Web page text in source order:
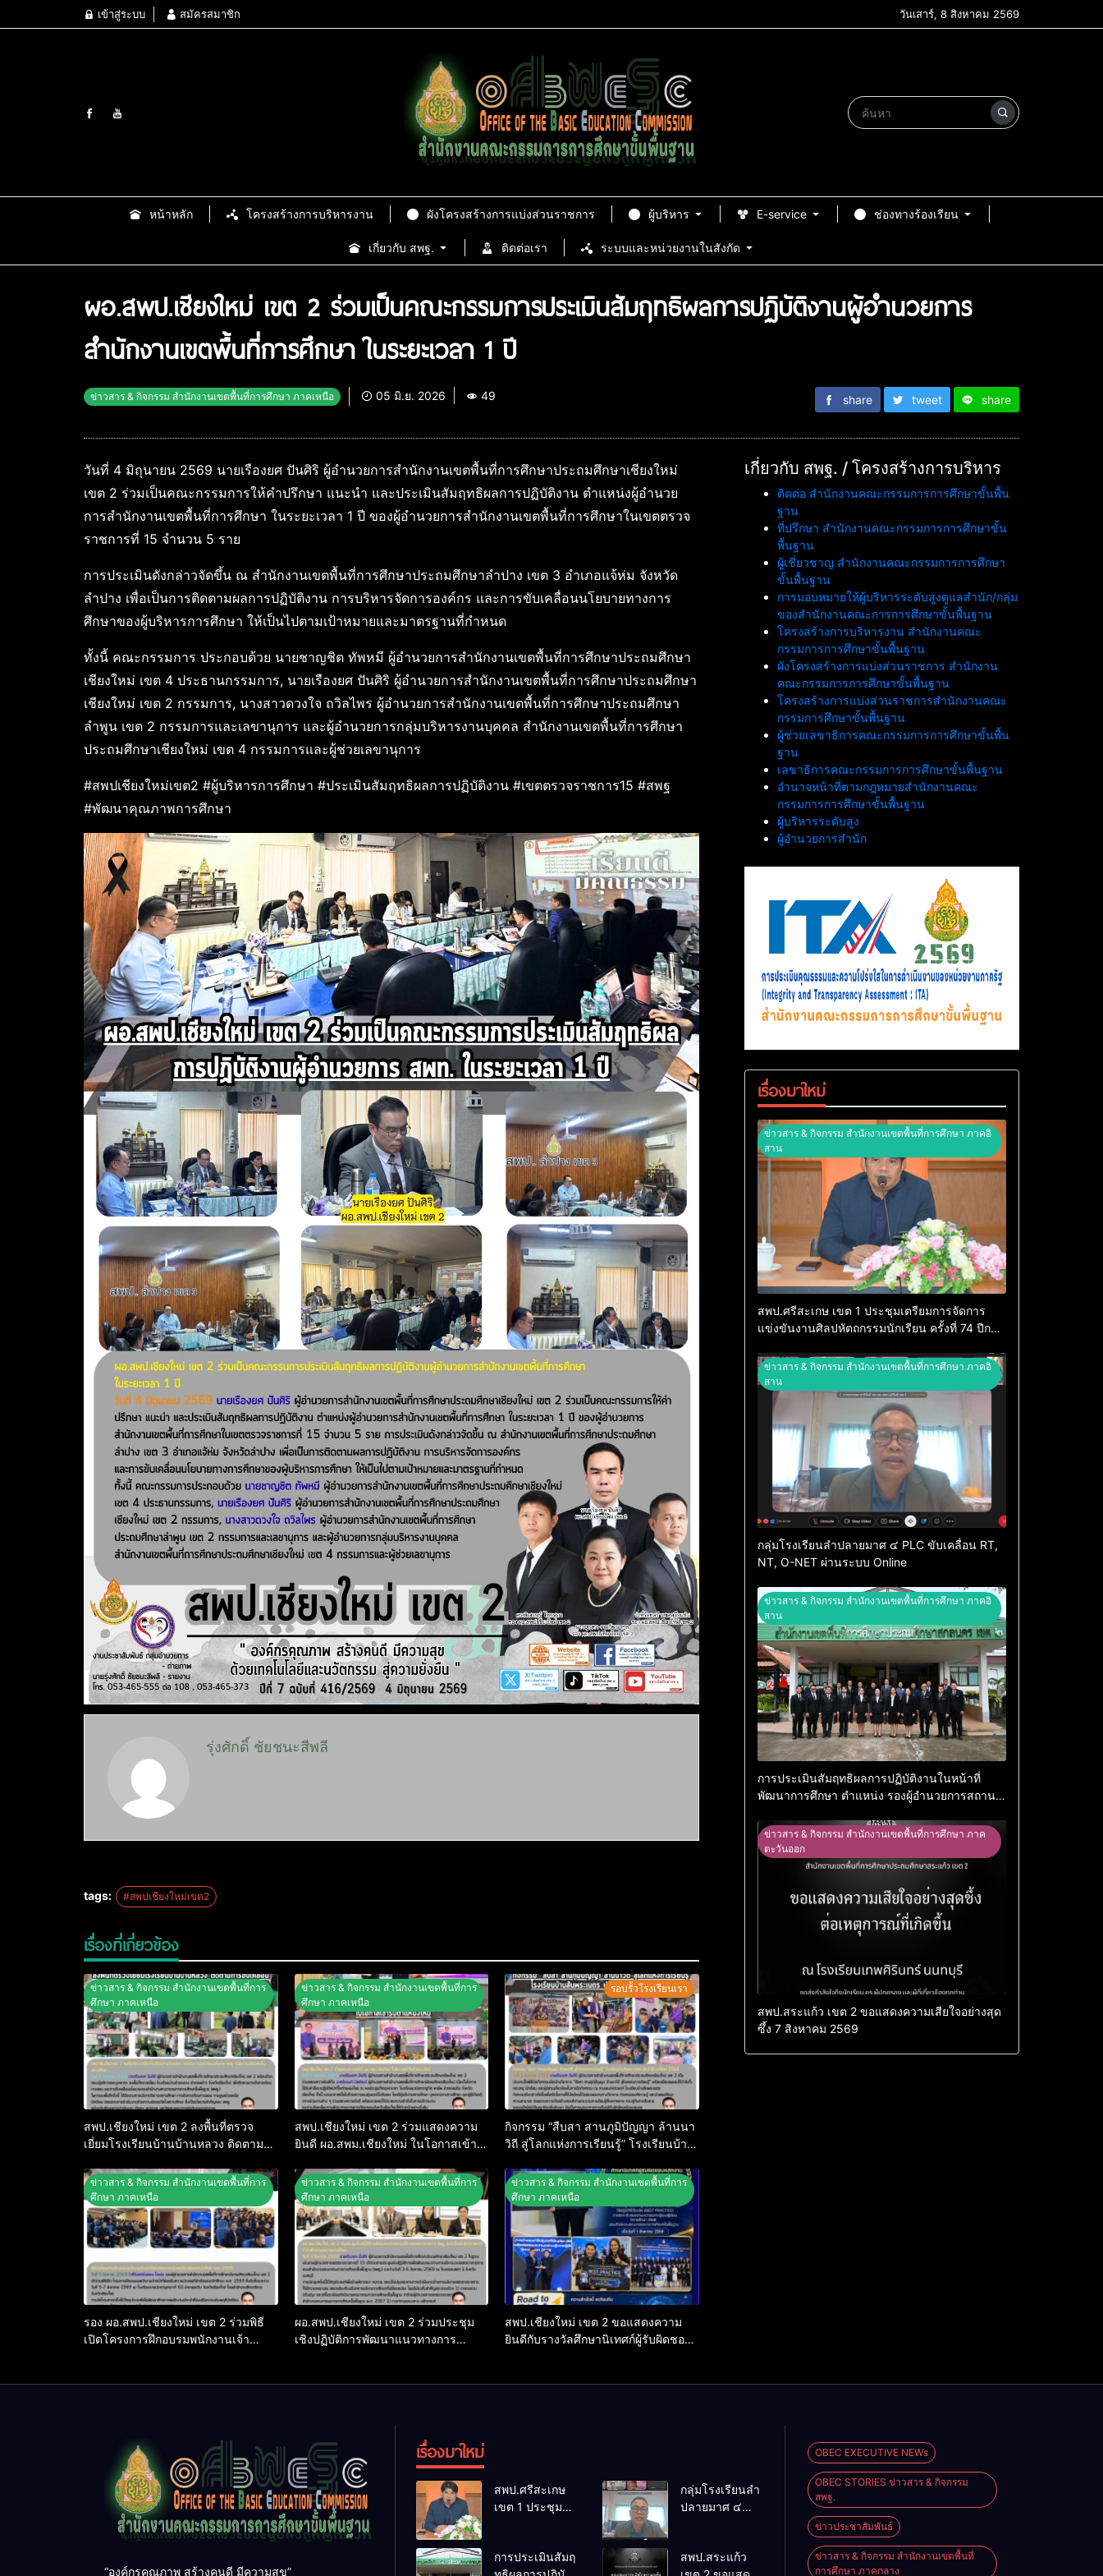
เข้าสู่ระบบ สมัครสมาชิก วันเสาร์, 8 สิงหาคม 2569
หน้าหลัก โครงสร้างการบริหารงาน ผังโครงสร้างการแบ่งส่วนราชการ ผู้บริหาร E-service ช่องทางร้องเรียน
เกี่ยวกับ สพฐ. ติดต่อเรา ระบบและหน่วยงานในสังกัด
ผอ.สพป.เชียงใหม่ เขต 2 ร่วมเป็นคณะกรรมการประเมินสัมฤทธิผลการปฏิบัติงานผู้อำนวยการ
สำนักงานเขตพื้นที่การศึกษา ในระยะเวลา 1 ปี
ข่าวสาร & กิจกรรม สำนักงานเขตพื้นที่การศึกษา ภาคเหนือ 05 มิ.ย. 2026 49 share tweet share
วันที่ 4 มิถุนายน 2569 นายเรืองยศ ปันศิริ ผู้อำนวยการสำนักงานเขตพื้นที่การศึกษาประถมศึกษาเชียงใหม่
เขต 2 ร่วมเป็นคณะกรรมการให้คำปรึกษา แนะนำ และประเมินสัมฤทธิผลการปฏิบัติงาน ตำแหน่งผู้อำนวย
การสำนักงานเขตพื้นที่การศึกษา ในระยะเวลา 1 ปี ของผู้อำนวยการสำนักงานเขตพื้นที่การศึกษาในเขตตรวจ
ราชการที่ 15 จำนวน 5 ราย
การประเมินดังกล่าวจัดขึ้น ณ สำนักงานเขตพื้นที่การศึกษาประถมศึกษาลำปาง เขต 3 อำเภอแจ้ห่ม จังหวัด
ลำปาง เพื่อเป็นการติดตามผลการปฏิบัติงาน การบริหารจัดการองค์กร และการขับเคลื่อนนโยบายทางการ
ศึกษาของผู้บริหารการศึกษา ให้เป็นไปตามเป้าหมายและมาตรฐานที่กำหนด
ทั้งนี้ คณะกรรมการ ประกอบด้วย นายชาญชิต ทัพหมี ผู้อำนวยการสำนักงานเขตพื้นที่การศึกษาประถมศึกษา
เชียงใหม่ เขต 4 ประธานกรรมการ, นายเรืองยศ ปันศิริ ผู้อำนวยการสำนักงานเขตพื้นที่การศึกษาประถมศึกษา
เชียงใหม่ เขต 2 กรรมการ, นางสาวดวงใจ ถวิลไพร ผู้อำนวยการสำนักงานเขตพื้นที่การศึกษาประถมศึกษา
ลำพูน เขต 2 กรรมการและเลขานุการ และผู้อำนวยการกลุ่มบริหารงานบุคคล สำนักงานเขตพื้นที่การศึกษา
ประถมศึกษาเชียงใหม่ เขต 4 กรรมการและผู้ช่วยเลขานุการ
#สพปเชียงใหม่เขต2 #ผู้บริหารการศึกษา #ประเมินสัมฤทธิผลการปฏิบัติงาน #เขตตรวจราชการ15 #สพฐ
#พัฒนาคุณภาพการศึกษา
รุ่งศักดิ์ ชัยชนะสีพลี
tags: #สพปเชียงใหม่เขต2
เรื่องที่เกี่ยวข้อง
ข่าวสาร & กิจกรรม สำนักงานเขตพื้นที่การ
ศึกษา ภาคเหนือ
สพป.เชียงใหม่ เขต 2 ลงพื้นที่ตรวจ
เยี่ยมโรงเรียนบ้านบ้านหลวง ติดตาม
ปลอดภัยในสถานศึกษา
ข่าวสาร & กิจกรรม สำนักงานเขตพื้นที่การ
ศึกษา ภาคเหนือ
สพป.เชียงใหม่ เขต 2 ร่วมแสดงความ
ยินดี ผอ.สพม.เชียงใหม่ ในโอกาสเข้า
รอบรั้วโรงเรียนเรา
กิจกรรม “สืบสา สานภูมิปัญญา ล้านนา
วิถี สู่โลกแห่งการเรียนรู้” โรงเรียนบ้าน
ข่าวสาร & กิจกรรม สำนักงานเขตพื้นที่การ
ศึกษา ภาคเหนือ
รอง ผอ.สพป.เชียงใหม่ เขต 2 ร่วมพิธี
เปิดโครงการฝึกอบรมพนักงานเจ้า
ข่าวสาร & กิจกรรม สำนักงานเขตพื้นที่การ
ศึกษา ภาคเหนือ
ผอ.สพป.เชียงใหม่ เขต 2 ร่วมประชุม
เชิงปฏิบัติการพัฒนาแนวทางการ
ข่าวสาร & กิจกรรม สำนักงานเขตพื้นที่การ
ศึกษา ภาคเหนือ
สพป.เชียงใหม่ เขต 2 ขอแสดงความ
ยินดีกับรางวัลศึกษานิเทศก์ผู้รับผิดชอบ
เกี่ยวกับ สพฐ. / โครงสร้างการบริหาร
ติดต่อ สำนักงานคณะกรรมการการศึกษาขั้นพื้น
ฐาน
ที่ปรึกษา สำนักงานคณะกรรมการการศึกษาขั้น
พื้นฐาน
ผู้เชี่ยวชาญ สำนักงานคณะกรรมการการศึกษา
ขั้นพื้นฐาน
การมอบหมายให้ผู้บริหารระดับสูงดูแลสำนัก/กลุ่ม
ของสำนักงานคณะการการศึกษาขั้นพื้นฐาน
โครงสร้างการบริหารงาน สำนักงานคณะ
กรรมการการศึกษาขั้นพื้นฐาน
ผังโครงสร้างการแบ่งส่วนราชการ สำนักงาน
คณะกรรมการการศึกษาขั้นพื้นฐาน
โครงสร้างการแบ่งส่วนราชการสำนักงานคณะ
กรรมการศึกษาขั้นพื้นฐาน
ผู้ช่วยเลขาธิการคณะกรรมการการศึกษาขั้นพื้น
ฐาน
เลขาธิการคณะกรรมการการศึกษาขั้นพื้นฐาน
อำนาจหน้าที่ตามกฎหมายสำนักงานคณะ
กรรมการการศึกษาขั้นพื้นฐาน
ผู้บริหารระดับสูง
ผู้อำนวยการสำนัก
เรื่องมาใหม่
ข่าวสาร & กิจกรรม สำนักงานเขตพื้นที่การศึกษา ภาคอิ
สาน
สพป.ศรีสะเกษ เขต 1 ประชุมเตรียมการจัดการ
แข่งขันงานศิลปหัตถกรรมนักเรียน ครั้งที่ 74 ปีการ
ข่าวสาร & กิจกรรม สำนักงานเขตพื้นที่การศึกษา ภาคอิ
สาน
กลุ่มโรงเรียนลำปลายมาศ ๔ PLC ขับเคลื่อน RT,
NT, O-NET ผ่านระบบ Online
ข่าวสาร & กิจกรรม สำนักงานเขตพื้นที่การศึกษา ภาคอิ
สาน
การประเมินสัมฤทธิผลการปฏิบัติงานในหน้าที่
พัฒนาการศึกษา ตำแหน่ง รองผู้อำนวยการสถาน
ข่าวสาร & กิจกรรม สำนักงานเขตพื้นที่การศึกษา ภาค
ตะวันออก
สพป.สระแก้ว เขต 2 ขอแสดงความเสียใจอย่างสุด
ซึ้ง 7 สิงหาคม 2569
“องค์กรคุณภาพ สร้างคนดี มีความสุข”
เรื่องมาใหม่
สพป.ศรีสะเกษ
เขต 1 ประชุม
งานศิลป
กลุ่มโรงเรียนลำ
ปลายมาศ ๔
ผ่านระบบ
การประเมินสัมฤ
สพป.สระแก้ว
OBEC EXECUTIVE NEWs
OBEC STORIES ข่าวสาร & กิจกรรม
สพฐ.
ข่าวประชาสัมพันธ์
ข่าวสาร & กิจกรรม สำนักงานเขตพื้นที่
การศึกษา ภาคกลาง